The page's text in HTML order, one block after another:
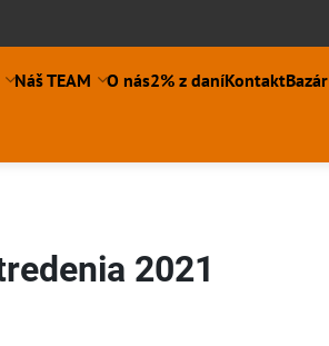
Náš TEAM O nás2% z daníKontaktBazár
2021